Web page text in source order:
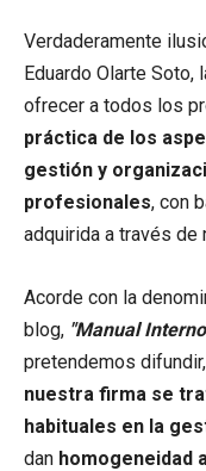
Verdaderamente
Eduardo Olarte
ofrecer a todos los
práctica de los
gestión y
profesionales, con
adquirida a través de
Acorde con la
blog, "Manual
pretendemos difundir,
nuestra firma se
habituales en la
dan homogeneidad